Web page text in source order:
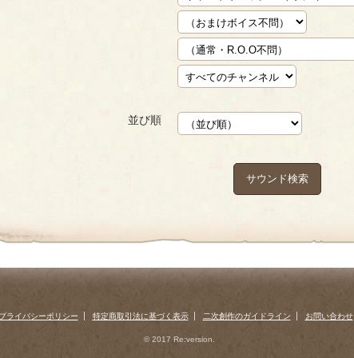
並び順
サウンド検索
ライバシーポリシー 特定商取引法に基づく表示 二次創作のガイドライン お問い合わせ
© 2017 Re:version.